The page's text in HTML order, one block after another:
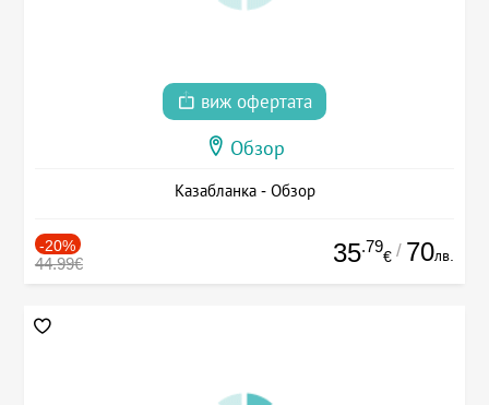
виж офертата
Обзор
Казабланка - Обзор
-20%
44.99€ 35.79
€ / 70лв.